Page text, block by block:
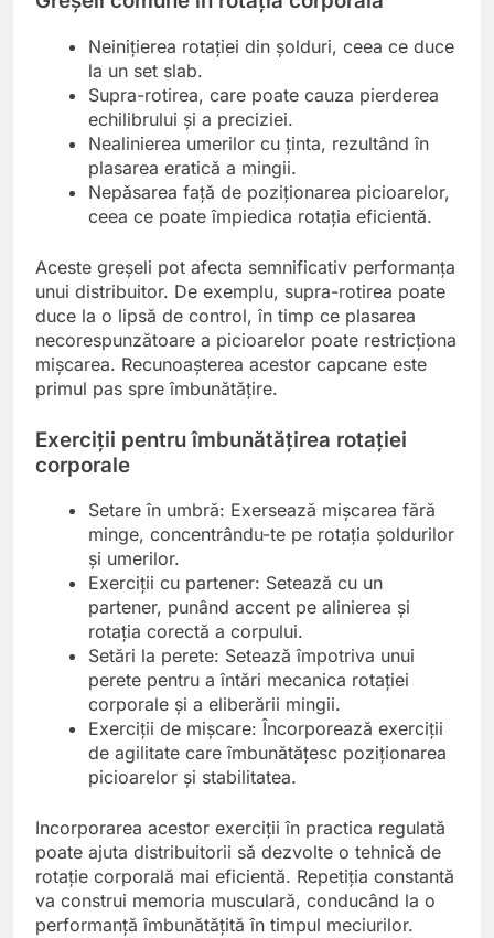
Neinițierea rotației din șolduri, ceea ce duce
la un set slab.
Supra-rotirea, care poate cauza pierderea
echilibrului și a preciziei.
Nealinierea umerilor cu ținta, rezultând în
plasarea eratică a mingii.
Nepăsarea față de poziționarea picioarelor,
ceea ce poate împiedica rotația eficientă.
Aceste greșeli pot afecta semnificativ performanța
unui distribuitor. De exemplu, supra-rotirea poate
duce la o lipsă de control, în timp ce plasarea
necorespunzătoare a picioarelor poate restricționa
mișcarea. Recunoașterea acestor capcane este
primul pas spre îmbunătățire.
Exerciții pentru îmbunătățirea rotației
corporale
Setare în umbră: Exersează mișcarea fără
minge, concentrându-te pe rotația șoldurilor
și umerilor.
Exerciții cu partener: Setează cu un
partener, punând accent pe alinierea și
rotația corectă a corpului.
Setări la perete: Setează împotriva unui
perete pentru a întări mecanica rotației
corporale și a eliberării mingii.
Exerciții de mișcare: Încorporează exerciții
de agilitate care îmbunătățesc poziționarea
picioarelor și stabilitatea.
Incorporarea acestor exerciții în practica regulată
poate ajuta distribuitorii să dezvolte o tehnică de
rotație corporală mai eficientă. Repetiția constantă
va construi memoria musculară, conducând la o
performanță îmbunătățită în timpul meciurilor.